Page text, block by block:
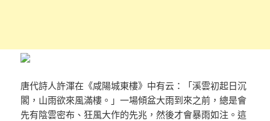
唐代詩人許渾在《咸陽城東樓》中有云：「溪雲初起日沉
閣，山雨欲來風滿樓。」一場傾盆大雨到來之前，總是會
先有陰雲密布、狂風大作的先兆，然後才會暴雨如注。這